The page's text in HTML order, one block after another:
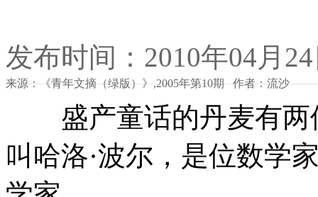
发布时间：2010年04月
来源：《青年文摘（绿版）》,2005年第10期 作者：流沙
盛产童话的丹麦有两
叫哈洛·波尔，是位数学